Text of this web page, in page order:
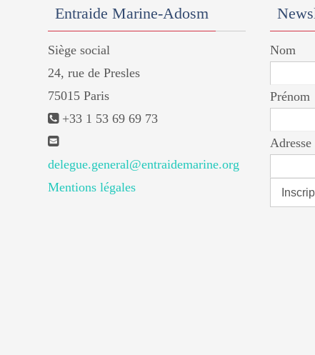
Entraide Marine-Adosm
Siège social
24, rue de Presles
75015 Paris
+33 1 53 69 69 73
delegue.general@entraidemarine.org
Mentions légales
Nom
Prénom